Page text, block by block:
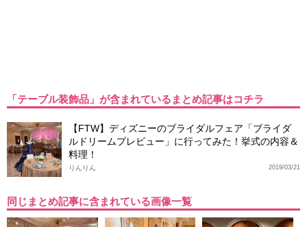
「テーブル装飾品」が含まれているまとめ記事はコチラ
【FTW】ディズニーのブライダルフェア「ブライダ
ルドリームプレビュー」に行ってみた！挙式の内容＆
料理！
2019/03/21
りんりん
同じまとめ記事に含まれている画像一覧